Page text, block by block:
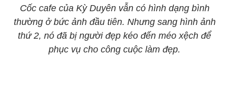
Cốc cafe của Kỳ Duyên vẫn có hình dạng bình
thường ở bức ảnh đầu tiên. Nhưng sang hình ảnh
thứ 2, nó đã bị người đẹp kéo đến méo xệch để
phục vụ cho công cuộc làm đẹp.